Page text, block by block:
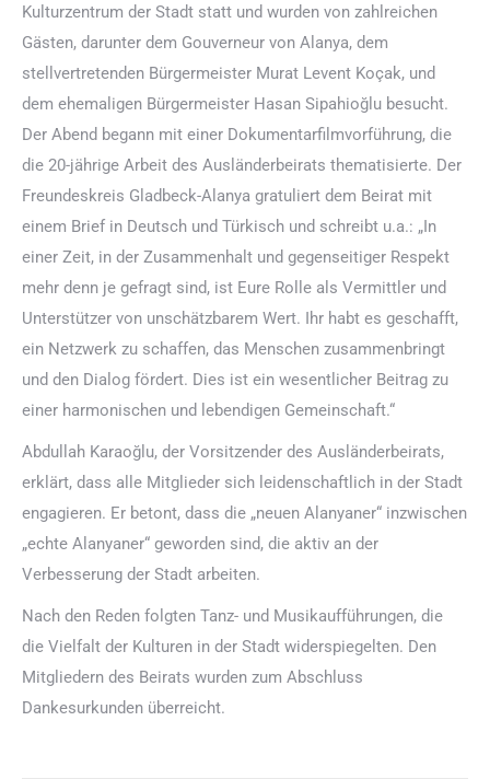
Kulturzentrum der Stadt statt und wurden von zahlreichen
Gästen, darunter dem Gouverneur von Alanya, dem
stellvertretenden Bürgermeister Murat Levent Koçak, und
dem ehemaligen Bürgermeister Hasan Sipahioğlu besucht.
Der Abend begann mit einer Dokumentarfilmvorführung, die
die 20-jährige Arbeit des Ausländerbeirats thematisierte. Der
Freundeskreis Gladbeck-Alanya gratuliert dem Beirat mit
einem Brief in Deutsch und Türkisch und schreibt u.a.: „In
einer Zeit, in der Zusammenhalt und gegenseitiger Respekt
mehr denn je gefragt sind, ist Eure Rolle als Vermittler und
Unterstützer von unschätzbarem Wert. Ihr habt es geschafft,
ein Netzwerk zu schaffen, das Menschen zusammenbringt
und den Dialog fördert. Dies ist ein wesentlicher Beitrag zu
einer harmonischen und lebendigen Gemeinschaft.“
Abdullah Karaoğlu, der Vorsitzender des Ausländerbeirats,
erklärt, dass alle Mitglieder sich leidenschaftlich in der Stadt
engagieren. Er betont, dass die „neuen Alanyaner“ inzwischen
„echte Alanyaner“ geworden sind, die aktiv an der
Verbesserung der Stadt arbeiten.
Nach den Reden folgten Tanz- und Musikaufführungen, die
die Vielfalt der Kulturen in der Stadt widerspiegelten. Den
Mitgliedern des Beirats wurden zum Abschluss
Dankesurkunden überreicht.